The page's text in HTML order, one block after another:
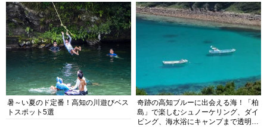
暑～い夏のド定番！高知の川遊びベス
トスポット5選
奇跡の高知ブルーに出会える海！「柏
島」で楽しむシュノーケリング、ダイ
ビング、海水浴にキャンプまで透明度